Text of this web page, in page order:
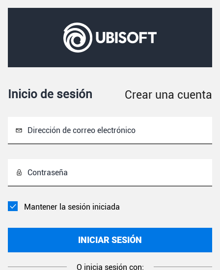
Inicio de sesión Crear una cuenta
Dirección de correo electrónico
Contraseña
Mantener la sesión iniciada
INICIAR SESIÓN
O inicia sesión con: